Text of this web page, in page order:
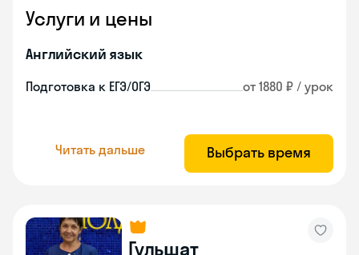
Услуги и цены
Английский язык
Подготовка к ЕГЭ/ОГЭ от 1880 ₽ / урок
Читать дальше Выбрать время
Гульшат